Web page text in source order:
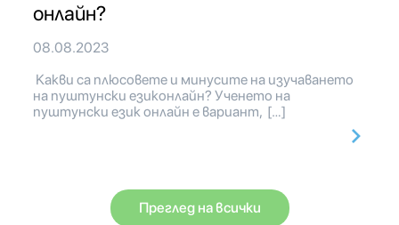
онлайн?
08.08.2023
Какви са плюсовете и минусите на изучаването
на пуштунски езиконлайн? Ученето на
пуштунски език онлайн е вариант, […]
Преглед на всички